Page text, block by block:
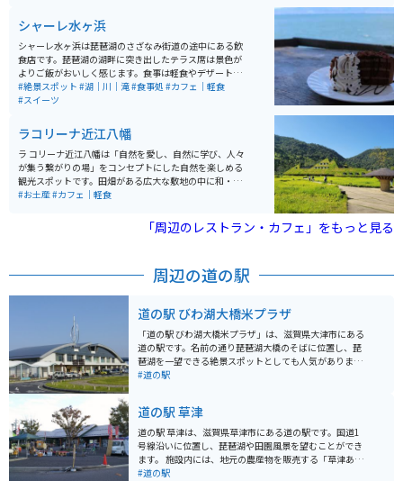
シャーレ水ヶ浜
シャーレ水ヶ浜は琵琶湖のさざなみ街道の途中にある飲
食店です。琵琶湖の湖畔に突き出したテラス席は景色が
よりご飯がおいしく感じます。食事は軽食やデザートな
どラインアップも豊富にあります。休日は混んでいるこ
とが多いため待たなければいけないこともあります。
#絶景スポット #湖｜川｜滝#食事処 #カフェ｜軽食
#スイーツ
ラコリーナ近江八幡
ラ コリーナ近江八幡は「自然を愛し、自然に学び、人々
が集う繋がりの場」をコンセプトにした自然を楽しめる
観光スポットです。田畑がある広大な敷地の中に和・洋
菓子のメインショップをはじめ、自社農園のキャンディ
パンショップなど、様々な施設があります。 滋賀県の定
番手土産バームクーヘンが有名なクラブハリエのショッ
ョップなど自然を感じながらゆったりと過ごせます。
#お土産#カフェ｜軽食
「周辺のレストラン・カフェ」をもっと見る
周辺の道の駅
道の駅 びわ湖大橋米プラザ
「道の駅 びわ湖大橋米プラザ」は、滋賀県大津市にある
道の駅です。名前の通り琵琶湖大橋のそばに位置し、琵
琶湖を一望できる絶景スポットとしても人気がありま
す。 施設内には、地元の新鮮な農産物を販売する直売所
ります。 レストランでは、近江牛を使ったメニューや、
琵琶湖でとれた魚の料理などが人気です。 バイクで訪れ
る場合、道の駅には広い駐車場が完備されているので安
心です。琵琶湖大橋を渡って、湖周道路をツーリングす
るのもおすすめです。 周辺には、国の名勝に指定されて
#道の駅
道の駅 草津
道の駅 草津は、滋賀県草津市にある道の駅です。国道1
号線沿いに位置し、琵琶湖や田園風景を望むことができ
ます。 施設内には、地元の農産物を販売する「草津あぐ
りーん」や、近江牛や琵琶湖の幸など地元グルメが堪能
#道の駅